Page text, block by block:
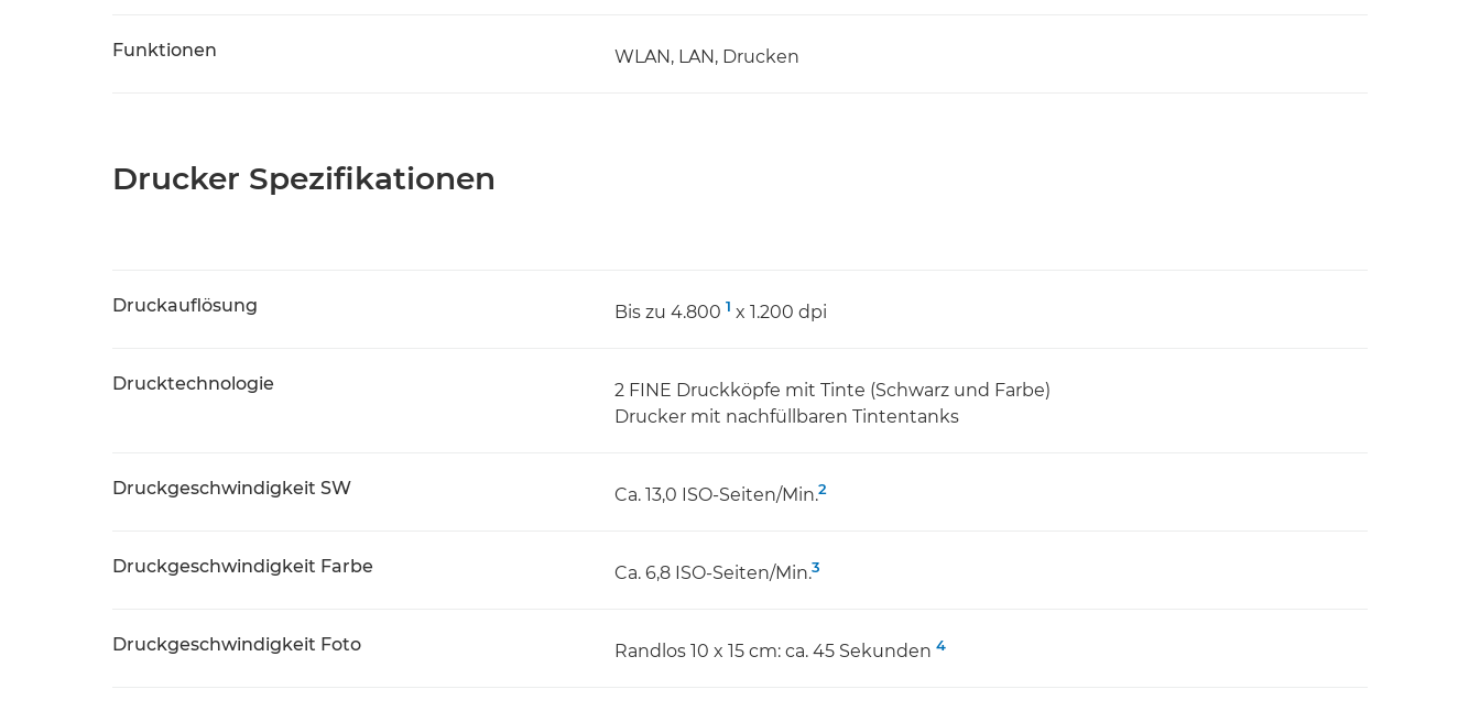
Funktionen WLAN, LAN, Drucken
Drucker Spezifikationen
Druckauflösung Bis zu 4.800 1 x 1.200 dpi
Drucktechnologie
2 FINE Druckköpfe mit Tinte (Schwarz und Farbe)
Drucker mit nachfüllbaren Tintentanks
Druckgeschwindigkeit SW Ca. 13,0 ISO-Seiten/Min.2
Druckgeschwindigkeit Farbe Ca. 6,8 ISO-Seiten/Min.3
Druckgeschwindigkeit Foto Randlos 10 x 15 cm: ca. 45 Sekunden 4